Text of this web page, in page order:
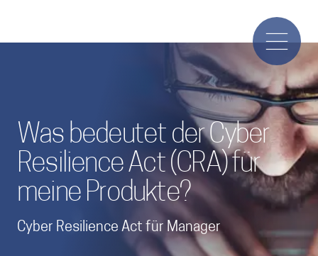
Was bedeutet der Cyber
Resilience Act (CRA) für
meine Produkte?
Cyber Resilience Act für Manager